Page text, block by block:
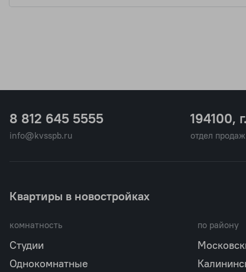
8 812 645 5555
info@kvsspb.ru
194100,
отдел продаж
Квартиры в новостройках
комнатность
Студии
Однокомнатные
по району